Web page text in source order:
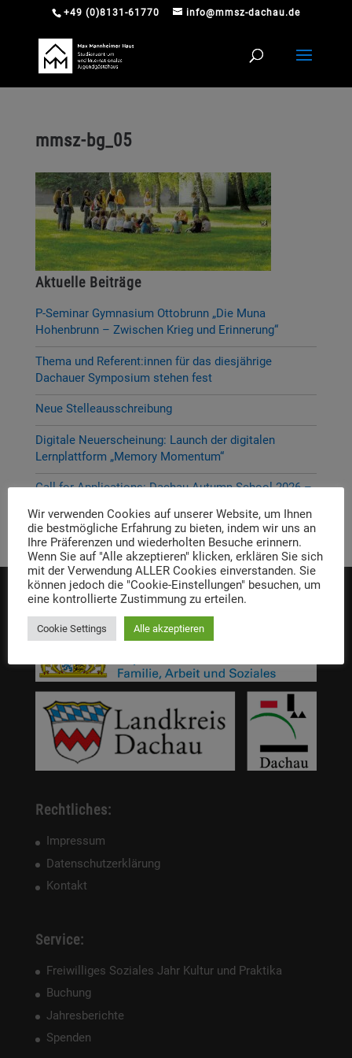
+49 (0)8131-61770 info@mmsz-dachau.de
mmsz-bg_05
Aktuelle Beiträge
P-Seminar Gymnasium Ottobrunn „Die Muna
Hohenbrunn – Zwischen Krieg und Erinnerung“
Thema und Referent:innen für das diesjährige
Dachauer Symposium stehen fest
Neue Stelleausschreibung
Digitale Neuerscheinung: Launch der digitalen
Lernplattform „Memory Momentum“
Call for Applications: Dachau Autumn School 2026 –
Die Einrichtung wird gefördert von:
Rechtliches:
Impressum
Datenschutzerklärung
Kontakt
Service:
Freiwilliges Soziales Jahr Kultur und Praktika
Buchung
Jahresberichte
Spenden
Wir verwenden Cookies auf unserer Website, um Ihnen
die bestmögliche Erfahrung zu bieten, indem wir uns an
Ihre Präferenzen und wiederholten Besuche erinnern.
Wenn Sie auf "Alle akzeptieren" klicken, erklären Sie sich
mit der Verwendung ALLER Cookies einverstanden. Sie
können jedoch die "Cookie-Einstellungen" besuchen, um
eine kontrollierte Zustimmung zu erteilen.
Cookie Settings Alle akzeptieren